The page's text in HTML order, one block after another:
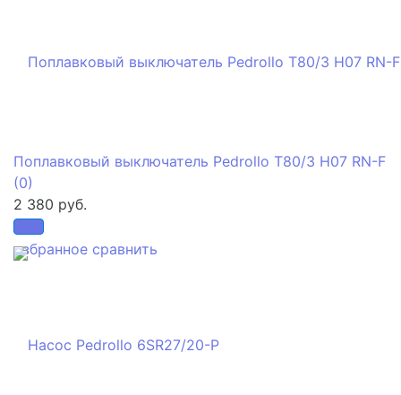
избранное сравнить
Поплавковый выключатель Pedrollo T80/3 H07 RN-F
(0)
2 380 руб.